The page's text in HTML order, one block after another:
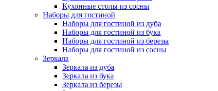
Кухонные столы из сосны
Наборы для гостиной
Наборы для гостиной из дуба
Наборы для гостиной из бука
Наборы для гостиной из березы
Наборы для гостиной из сосны
Зеркала
Зеркала из дуба
Зеркала из бука
Зеркала из березы